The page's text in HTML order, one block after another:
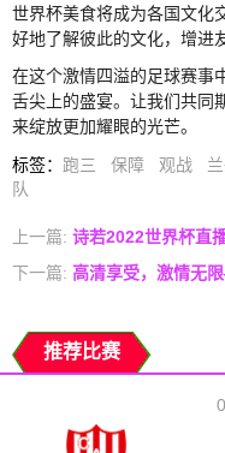
世界杯美食将成为各国文化
好地了解彼此的文化，增进
在这个激情四溢的足球赛事
舌尖上的盛宴。让我们共同
来绽放更加耀眼的光芒。
标签： 跑三 保障 观战
队
上一篇: 诗若2022世界杯直
下一篇: 高清享受，激情无
推荐比赛